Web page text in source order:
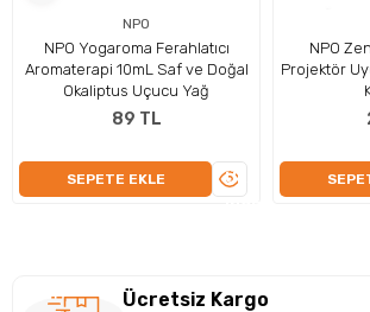
yardımcı olur..NPO
NPO Yogaroma Ferahlatıcı
Aromaterapi 10mL Saf ve Doğal
Okaliptus Uçucu Yağ
89 TL
SEPETE EKLE
ÜRÜNÜ
NPO
Projektör
Ücretsiz Kargo